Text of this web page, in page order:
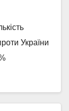
України